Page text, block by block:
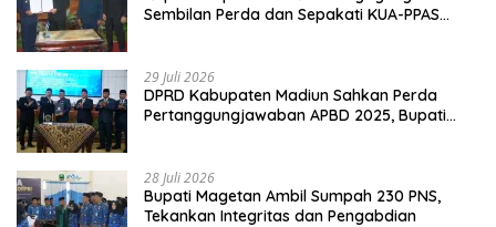
Sembilan Perda dan Sepakati KUA-PPAS
29 Juli 2026
DPRD Kabupaten Madiun Sahkan Perda
Pertanggungjawaban APBD 2025, Bupati
28 Juli 2026
Bupati Magetan Ambil Sumpah 230 PNS,
Tekankan Integritas dan Pengabdian